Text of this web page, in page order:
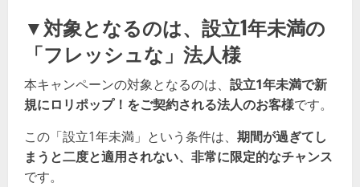
▼対象となるのは、設立1年未満の
「フレッシュな」法人様
本キャンペーンの対象となるのは、 設立1年未満で新
規にロリポップ！をご契約される法人のお客様です。
この「設立1年未満」という条件は、 期間が過ぎてし
まうと二度と適用されない、非常に限定的なチャンス
です。